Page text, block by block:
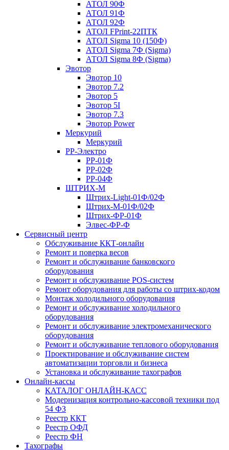
АТОЛ 90Ф
АТОЛ 91Ф
АТОЛ 92Ф
АТОЛ FPrint-22ПТК
АТОЛ Sigma 10 (150Ф)
АТОЛ Sigma 7Ф (Sigma)
АТОЛ Sigma 8Ф (Sigma)
Эвотор
Эвотор 10
Эвотор 7.2
Эвотор 5
Эвотор 5I
Эвотор 7.3
Эвотор Power
Меркурий
Меркурий
РР-Электро
РР-01Ф
РР-02Ф
РР-04Ф
ШТРИХ-М
Штрих-Light-01Ф/02Ф
Штрих-М-01Ф/02Ф
Штрих-ФР-01Ф
Элвес-ФР-Ф
Сервисный центр
Обслуживание ККТ-онлайн
Ремонт и поверка весов
Ремонт и обслуживание банковского
оборудования
Ремонт и обслуживание POS-систем
Ремонт оборудования для работы со штрих-кодом
Монтаж холодильного оборудования
Ремонт и обслуживание холодильного
оборудования
Ремонт и обслуживание электромеханического
оборудования
Ремонт и обслуживание теплового оборудования
Проектирование и обслуживание систем
автоматизации торговли и бизнеса
Установка и обслуживание тахографов
Онлайн-кассы
КАТАЛОГ ОНЛАЙН-КАСС
Модернизация контрольно-кассовой техники под
54 ФЗ
Реестр ККТ
Реестр ОФД
Реестр ФН
Тахографы